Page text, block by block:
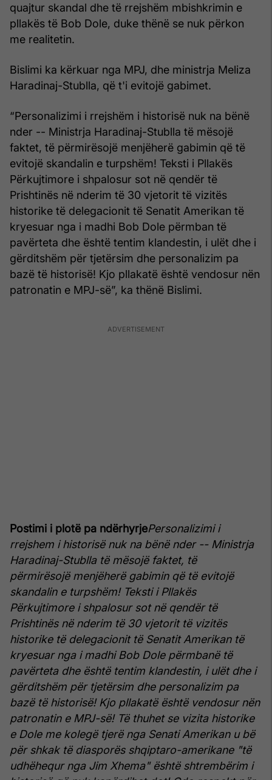
quajtur skandal dhe të rrejshëm mbishkrimin e
pllakës të Bob Dole, duke thënë se nuk përkon
me realitetin.
Bislimi ka kërkuar nga MPJ, dhe ministrja Meliza
Haradinaj-Stublla, që t'i evitojë gabimet.
“Personalizimi i rrejshëm i historisë nuk na bënë
nder -- Ministrja Haradinaj-Stublla të mësojë
faktet, të përmirësojë menjëherë gabimin që të
evitojë skandalin e turpshëm! Teksti i Pllakës
Përkujtimore i shpalosur sot në qendër të
Prishtinës në nderim të 30 vjetorit të vizitës
historike të delegacionit të Senatit Amerikan të
kryesuar nga i madhi Bob Dole përmban të
pavërteta dhe është tentim klandestin, i ulët dhe i
gërditshëm për tjetërsim dhe personalizim pa
bazë të historisë! Kjo pllakatë është vendosur nën
patronatin e MPJ-së”, ka thënë Bislimi.
Postimi i plotë pa ndërhyrjePersonalizimi i
rrejshem i historisë nuk na bënë nder -- Ministrja
Haradinaj-Stublla të mësojë faktet, të
përmirësojë menjëherë gabimin që të evitojë
skandalin e turpshëm! Teksti i Pllakës
Përkujtimore i shpalosur sot në qendër të
Prishtinës në nderim të 30 vjetorit të vizitës
historike të delegacionit të Senatit Amerikan të
kryesuar nga i madhi Bob Dole përmbanë të
pavërteta dhe është tentim klandestin, i ulët dhe i
gërditshëm për tjetërsim dhe personalizim pa
bazë të historisë! Kjo pllakatë është vendosur nën
patronatin e MPJ-së! Të thuhet se vizita historike
e Dole me kolegë tjerë nga Senati Amerikan u bë
për shkak të diasporës shqiptaro-amerikane "të
udhëhequr nga Jim Xhema" është shtrembërim i